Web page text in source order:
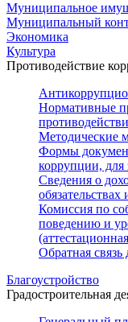
Муниципальное
Муниципальный
Экономика
Культура
Противодействие
Нормативные
Методические
Формы
коррупции, для
Сведения о
Комиссия по
поведению и
Обратная
Благоустройство
Градостроительная